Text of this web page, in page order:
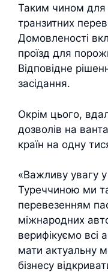
Таким чином для
транзитних
Домовленості
проїзд для
Відповідне
засідання.
Окрім цього,
дозволів на
країн на одну
«Важливу увагу у
Туреччиною ми
перевезенням
міжнародних
верифікуємо всі
мати актуальну
бізнесу